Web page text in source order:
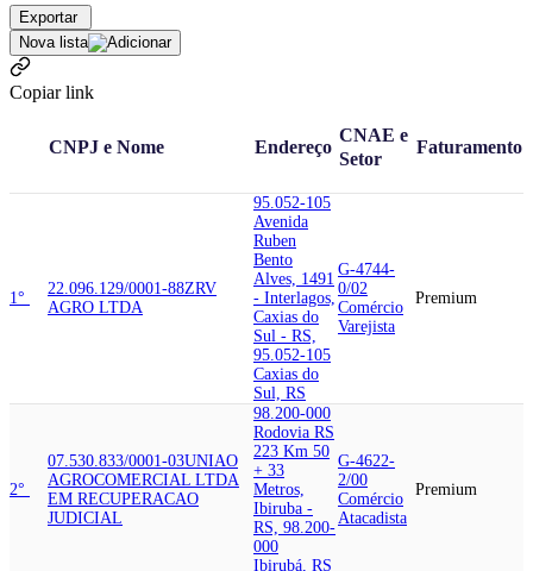
Exportar
Nova lista
Copiar link
CNPJ e Nome Endereço
CNAE e
Setor
Faturamento
1°
22.096.129/0001-88ZRV
AGRO LTDA
95.052-105
Avenida
Ruben
Bento
Alves, 1491
- Interlagos,
Caxias do
Sul - RS,
95.052-105
Caxias do
Sul, RS
G-4744-
0/02
Comércio
Varejista
Premium
2°
07.530.833/0001-03UNIAO
AGROCOMERCIAL LTDA
EM RECUPERACAO
JUDICIAL
98.200-000
Rodovia RS
223 Km 50
+ 33
Metros,
Ibiruba -
RS, 98.200-
000
Ibirubá, RS
G-4622-
2/00
Comércio
Atacadista
Premium